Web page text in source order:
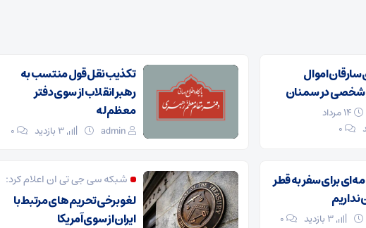
اموال
شخصی در سمنان
۰
تکذیب نقل قول منتسب به
رهبر انقلاب از سوی دفتر
معظم‌له
admin 3 بازدید ۰
برای سفر به قطر
نداریم
۰
شبکه سی جی تی ان اعلام کرد:
لغو برخی تحریم های مرتبط با
ایران از سوی آمریکا